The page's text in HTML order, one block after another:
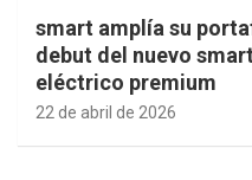
smart amplía su
debut del nuevo
eléctrico premium
22 de abril de 2026